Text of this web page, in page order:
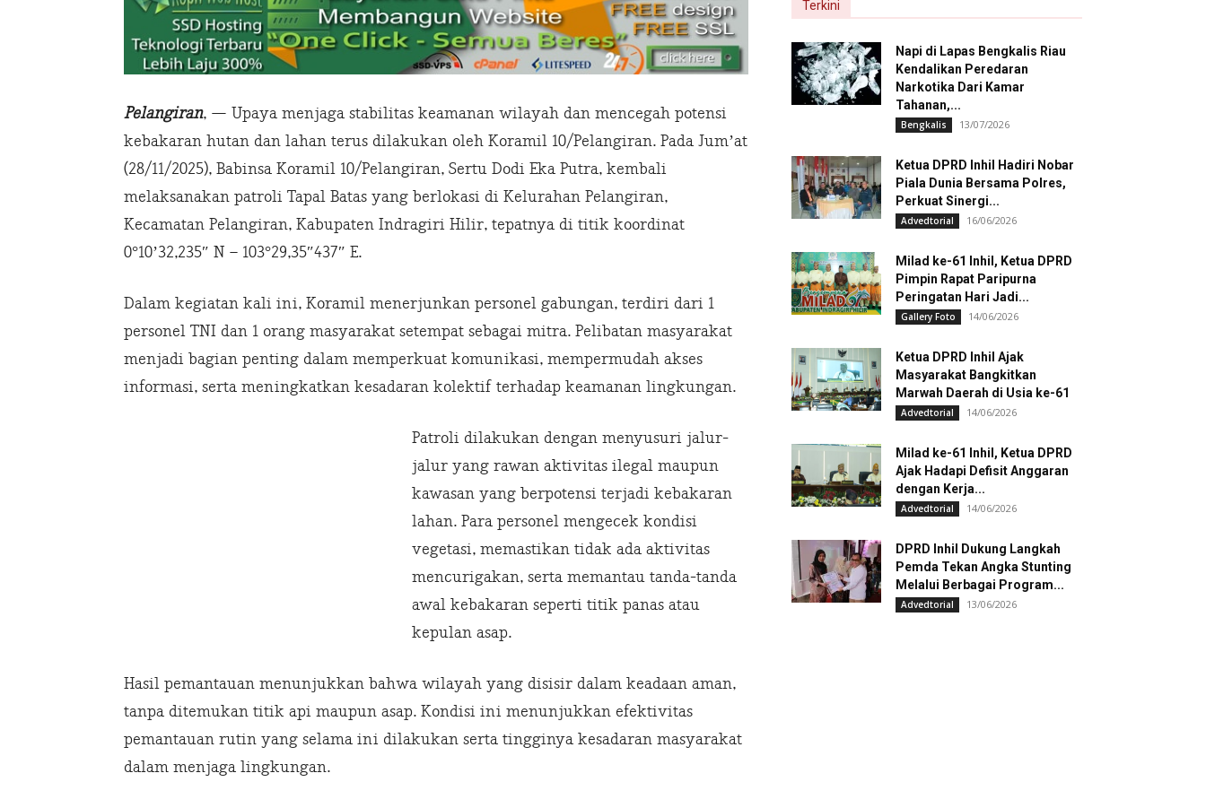
Pelangiran, — Upaya menjaga stabilitas keamanan wilayah dan mencegah potensi
kebakaran hutan dan lahan terus dilakukan oleh Koramil 10/Pelangiran. Pada Jum’at
(28/11/2025), Babinsa Koramil 10/Pelangiran, Sertu Dodi Eka Putra, kembali
melaksanakan patroli Tapal Batas yang berlokasi di Kelurahan Pelangiran,
Kecamatan Pelangiran, Kabupaten Indragiri Hilir, tepatnya di titik koordinat
0°10’32,235″ N – 103°29,35″437″ E.
Dalam kegiatan kali ini, Koramil menerjunkan personel gabungan, terdiri dari 1
personel TNI dan 1 orang masyarakat setempat sebagai mitra. Pelibatan masyarakat
menjadi bagian penting dalam memperkuat komunikasi, mempermudah akses
informasi, serta meningkatkan kesadaran kolektif terhadap keamanan lingkungan.
Patroli dilakukan dengan menyusuri jalur-
jalur yang rawan aktivitas ilegal maupun
kawasan yang berpotensi terjadi kebakaran
lahan. Para personel mengecek kondisi
vegetasi, memastikan tidak ada aktivitas
mencurigakan, serta memantau tanda-tanda
awal kebakaran seperti titik panas atau
kepulan asap.
Hasil pemantauan menunjukkan bahwa wilayah yang disisir dalam keadaan aman,
tanpa ditemukan titik api maupun asap. Kondisi ini menunjukkan efektivitas
pemantauan rutin yang selama ini dilakukan serta tingginya kesadaran masyarakat
dalam menjaga lingkungan.
Terkini
Napi di Lapas Bengkalis Riau
Kendalikan Peredaran
Narkotika Dari Kamar
Tahanan,...
Bengkalis 13/07/2026
Ketua DPRD Inhil Hadiri Nobar
Piala Dunia Bersama Polres,
Perkuat Sinergi...
Advedtorial 16/06/2026
Milad ke-61 Inhil, Ketua DPRD
Pimpin Rapat Paripurna
Peringatan Hari Jadi...
Gallery Foto 14/06/2026
Ketua DPRD Inhil Ajak
Masyarakat Bangkitkan
Marwah Daerah di Usia ke-61
Advedtorial 14/06/2026
Milad ke-61 Inhil, Ketua DPRD
Ajak Hadapi Defisit Anggaran
dengan Kerja...
Advedtorial 14/06/2026
DPRD Inhil Dukung Langkah
Pemda Tekan Angka Stunting
Melalui Berbagai Program...
Advedtorial 13/06/2026